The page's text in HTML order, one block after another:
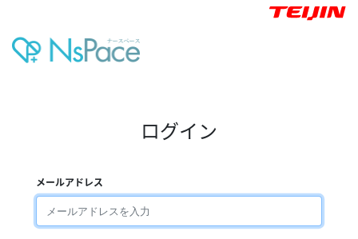
ログイン
メールアドレス